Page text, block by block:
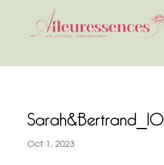
Sarah&Bertrand_10
Oct 1, 2023